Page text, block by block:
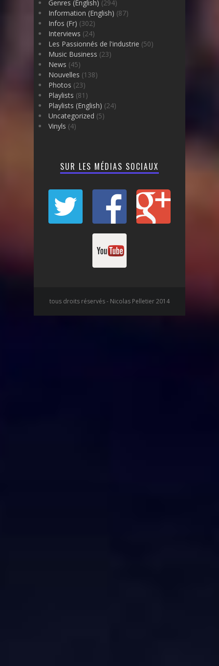
Genres (English) (294)
Information (English) (87)
Infos (Fr) (302)
Interviews (24)
Les Passionnés de l'industrie (50)
Music Business (23)
News (45)
Nouvelles (138)
Photos (23)
Playlists (81)
Playlists (English) (24)
Uncategorized (5)
Vinyls (4)
SUR LES MÉDIAS SOCIAUX
tous droits réservés - Nicolas Pelletier 2014